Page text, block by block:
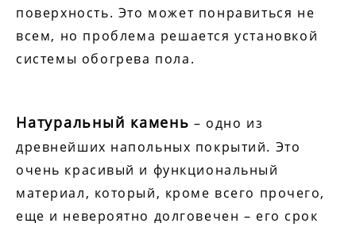
поверхность. Это может понравиться не
всем, но проблема решается установкой
системы обогрева пола.
Натуральный камень – одно из
древнейших напольных покрытий. Это
очень красивый и функциональный
материал, который, кроме всего прочего,
еще и невероятно долговечен – его срок